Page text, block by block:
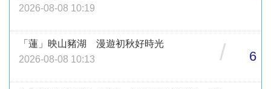
2026-08-08 10:19
「蓮」映山豬湖 漫遊初秋好時光
2026-08-08 10:13
/ 6